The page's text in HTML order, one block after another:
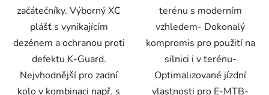
začátečníky. Výborný XC
plášť s vynikajícím
dezénem a ochranou proti
defektu K-Guard.
Nejvhodnější pro zadní
kolo v kombinaci např. s
terénu s moderním
vzhledem- Dokonalý
kompromis pro použití na
silnici i v terénu-
Optimalizované jízdní
vlastnosti pro E-MTB-